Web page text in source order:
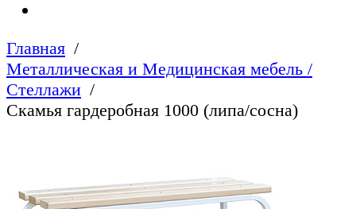
Главная
Металлическая и Медицинская мебель /
Стеллажи
Скамья гардеробная 1000 (липа/сосна)